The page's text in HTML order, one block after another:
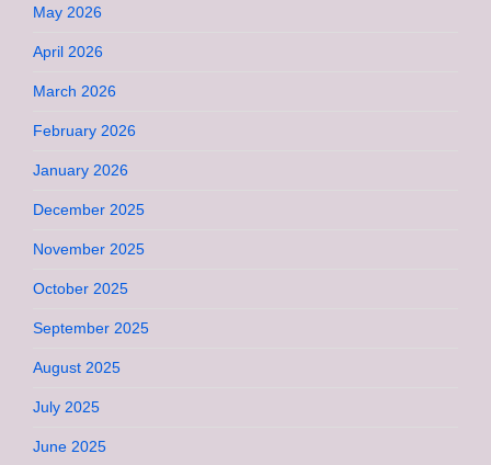
May 2026
April 2026
March 2026
February 2026
January 2026
December 2025
November 2025
October 2025
September 2025
August 2025
July 2025
June 2025